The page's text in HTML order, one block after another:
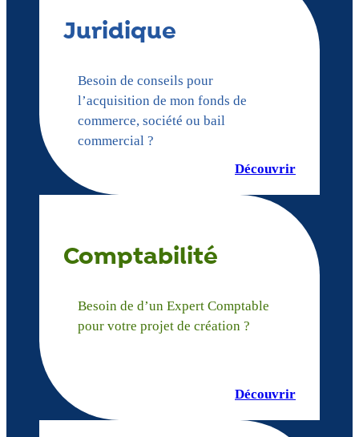
Juridique
Besoin de conseils pour
l’acquisition de mon fonds de
commerce, société ou bail
commercial ?
Découvrir
Comptabilité
Besoin de d’un Expert Comptable
pour votre projet de création ?
Découvrir